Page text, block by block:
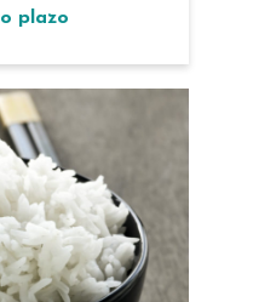
plazo